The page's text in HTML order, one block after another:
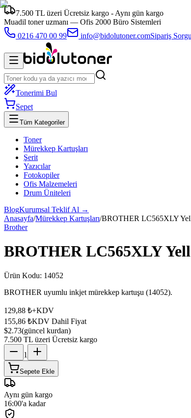
7.500 TL üzeri Ücretsiz kargo - Aynı gün kargo
Muadil toner uzmanı — Ofis 2000 Büro Sistemleri
0216 470 00 99
info@bidolutoner.comSipariş
Tonerimi Bul
Sepet
Tüm Kategoriler
Toner
Mürekkep Kartuşları
Şerit
Yazıcılar
Fotokopiler
Ofis Malzemeleri
Drum Üniteleri
BlogKurumsal Teklif Al →
Anasayfa/Mürekkep Kartuşları/BROTHER LC565XLY
Brother
BROTHER LC565XLY
Ürün Kodu: 14052
BROTHER uyumlu inkjet mürekkep kartuşu (14052).
129,88 ₺+KDV
155,86 ₺KDV Dahil Fiyat
$2.73(güncel kurdan)
7.500 TL üzeri Ücretsiz kargo
1
Sepete Ekle
Aynı gün kargo
16:00'a kadar